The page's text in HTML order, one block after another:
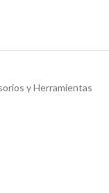
y Herramientas